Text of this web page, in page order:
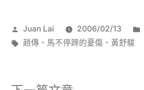
作
者:
Juan Lai 2006/02/13
標
趙傳 、 馬不停蹄的憂傷 、 黃舒駿